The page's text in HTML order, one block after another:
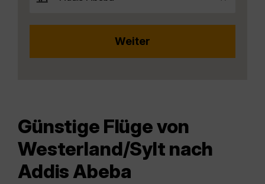
Günstige Flüge von
Westerland/Sylt nach
Addis Abeba